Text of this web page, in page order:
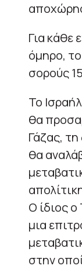
Για κάθε
όμηρο,
σορούς
Το
θα
Γάζας,
θα
Ο ίδιος
μια
στην